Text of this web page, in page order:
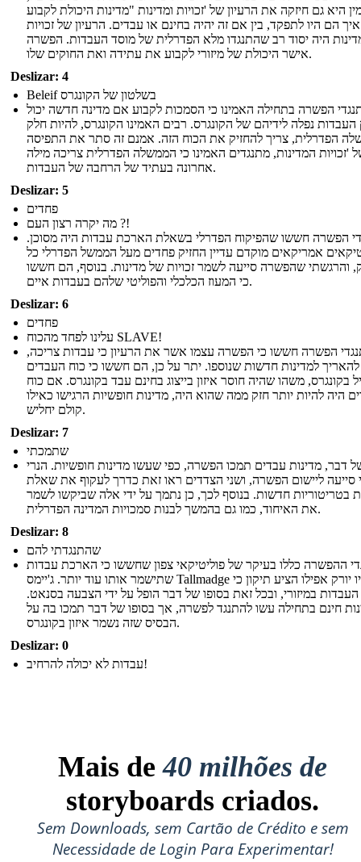
היא גם חיזקה את הרעיון של 'זכויות ומדינות "מדינות היכולת לקבוע
איך הם היו לתפקד, בין אם זה יהיה בחינם או עבדים. הרעיון של זכויות
היה יסוד רב שהתנגדו מלא הפדרלית של מוסד העבדות. הפשרה
אישר היכולת של מיזורי לקבוע את עתידה ואת החוקים שלו.
Deslizar: 4
Beleif בשלטון של הקונגרס
הפשרה בתחילה האמינו כי הסמכות לקבוע אם מדינה חדשה יכול
העבדות נפלה לידיהם של הקונגרס. רבים האמינו הקונגרס, להיות חלק
הפדרלית, צריך להחזיק את הכוח הזה. אמנם זה סתר את התפיסה
'זכויות המדינות, מתנגדים האמינו כי הממשלה הפדרלית צריכה מילה
אחרונה בעתיד של הרחבה של העבדות.
Deslizar: 5
פחדים
מה יקרה רצון העם ?!
הפשרה חששו שהפיקוח הפדרלי בשאלת הארכת עבדות היה מסוכן.
אמריקאים מוקדם עדיין החזיק פחדים מעל הממשל הפדרלי כל
והרגשתי שהפשרה סייעה לשמר זכויות של מדינות. בנוסף, הם חששו
כי המעוז הכלכלי והפוליטי שלהם בעבדות איים.
Deslizar: 6
פחדים
עלינו לפחד מהכוח SLAVE!
הפשרה חששו כי הפשרה עצמו אשר את הרעיון כי עבדות צריכה,
להאריך למדינות חדשות שנוספו. יתר על כן, הם חששו כי כוח העבדים
בקונגרס, משהו שהיה חוסר איזון בייצוג בחינם עבד בקונגרס. אם כוח
היה להיות יותר חזק ממה שהוא היה, מדינות חופשיות הרגישו כאילו
קולם יחליש.
Deslizar: 7
שתמכתי
דבר, מדינות עבדים תמכו הפשרה, כפי שעשו מדינות חופשיות. הנרי
סייעה ליישום הפשרה, ושני הצדדים ראו זאת כדרך לעקוף את שאלת
בטריטוריות חדשות. בנוסף לכך, כן נתמך על ידי אלה שביקשו לשמר
את האיחוד, כמו גם בהמשך לבנות סמכויות המדינה הפדרלית.
Deslizar: 8
שהתנגדתי להם
ההפשרה כללו בעיקר של פוליטיקאי צפון שחששו כי הארכת עבדות
שתישמר אותו עוד יותר. ג'יימס Tallmadge של ניו יורק אפילו הציע תיקון כי
העבדות במיזורי, ובכל זאת בסופו של דבר הופל על ידי הצבעה בסנאט.
חינם בתחילה עשו להתנגד לפשרה, אך בסופו של דבר תמכו בה על
הבסיס שזה נשמר איזון בקונגרס.
Deslizar: 0
עבדות לא יכולה להרחיב!
Mais de40 milhões de
storyboards criados.
Sem Downloads, sem Cartão de Crédito e sem
Necessidade de Login Para Experimentar!